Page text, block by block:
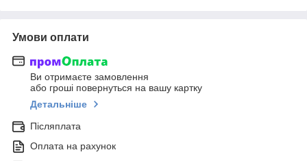
Умови оплати
Ви отримаєте замовлення
або гроші повернуться на вашу картку
Детальніше
Післяплата
Оплата на рахунок